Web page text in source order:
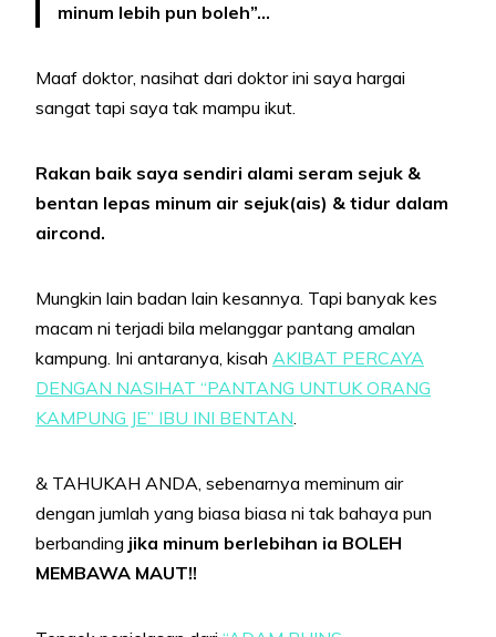
minum lebih pun boleh”…
Maaf doktor, nasihat dari doktor ini saya hargai
sangat tapi saya tak mampu ikut.
Rakan baik saya sendiri alami seram sejuk &
bentan lepas minum air sejuk(ais) & tidur dalam
aircond.
Mungkin lain badan lain kesannya. Tapi banyak kes
macam ni terjadi bila melanggar pantang amalan
kampung. Ini antaranya, kisah AKIBAT PERCAYA
DENGAN NASIHAT “PANTANG UNTUK ORANG
KAMPUNG JE” IBU INI BENTAN.
& TAHUKAH ANDA, sebenarnya meminum air
dengan jumlah yang biasa biasa ni tak bahaya pun
berbanding jika minum berlebihan ia BOLEH
MEMBAWA MAUT!!